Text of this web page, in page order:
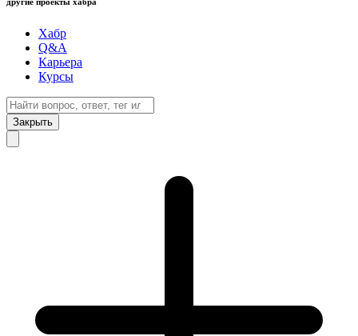
Хабр
Q&A
Карьера
Курсы
Закрыть